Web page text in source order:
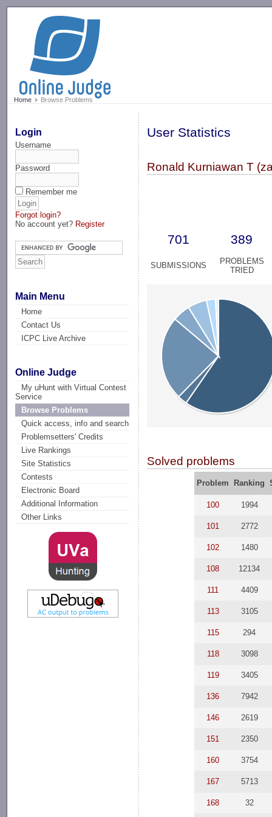
Home Browse Problems
Login
Username
Password
Remember me
Forgot login?
No account yet? Register
Main Menu
Home
Contact Us
ICPC Live Archive
Online Judge
My uHunt with Virtual Contest
Service
Browse Problems
Quick access, info and search
Problemsetters' Credits
Live Rankings
Site Statistics
Contests
Electronic Board
Additional Information
Other Links
User Statistics
Ronald Kurniawan T
701 389
SUBMISSIONS
PROBLEMS
TRIED
Solved problems
Problem Ranking
100 1994
101 2772
102 1480
108 12134
111 4409
113 3105
115 294
118 3098
119 3405
136 7942
146 2619
151 2350
160 3754
167 5713
168 32